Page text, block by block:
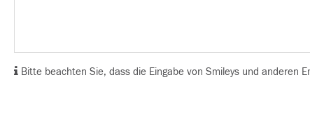
Bitte beachten Sie, dass die Eingabe von Smileys und anderen